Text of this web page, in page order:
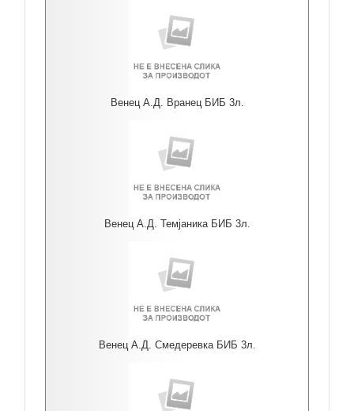
Венец А.Д. Вранец БИБ 3л.
Венец А.Д. Темјаника БИБ 3л.
Венец А.Д. Смедеревка БИБ 3л.